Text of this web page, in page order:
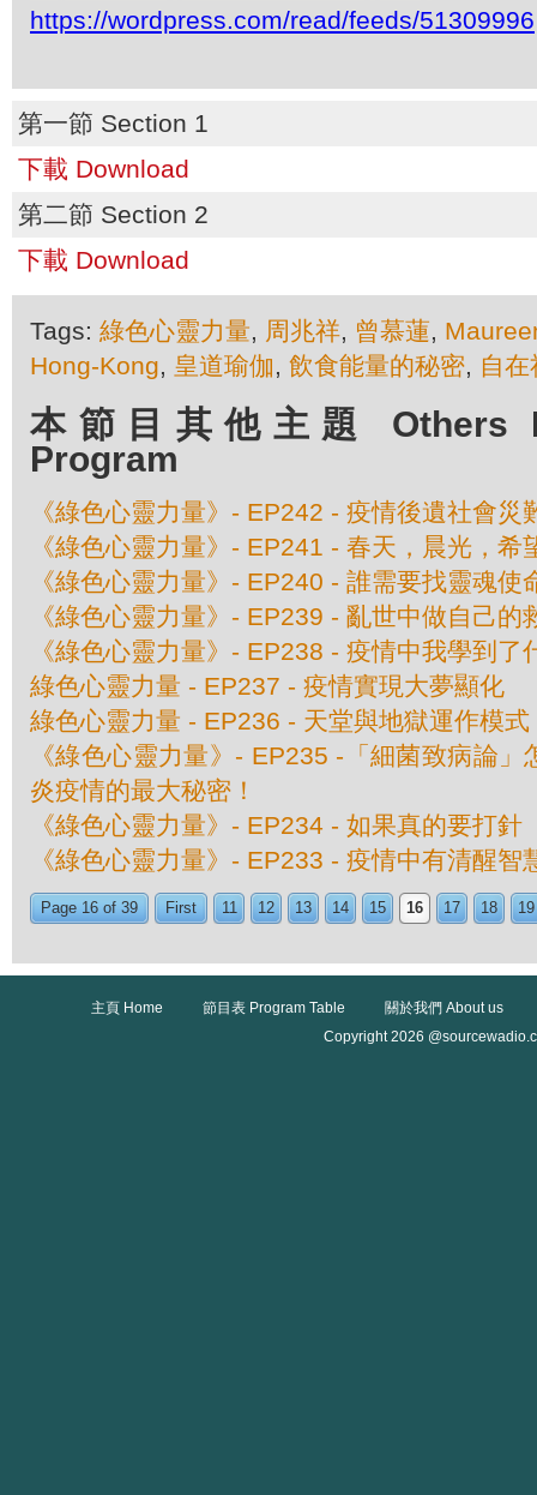
https://wordpress.com/read/feeds/51309996
第一節 Section 1
下載 Download
第二節 Section 2
下載 Download
Tags: 綠色心靈力量, 周兆祥, 曾慕蓮,
Hong-Kong, 皇道瑜伽, 飲食能量的秘密, 自在
本節目其他主題 Others
Program
《綠色心靈力量》- EP242 - 疫情後遺社會災
《綠色心靈力量》- EP241 - 春天，晨光，希
《綠色心靈力量》- EP240 - 誰需要找靈魂使
《綠色心靈力量》- EP239 - 亂世中做自己的
《綠色心靈力量》- EP238 - 疫情中我學到了
綠色心靈力量 - EP237 - 疫情實現大夢顯化
綠色心靈力量 - EP236 - 天堂與地獄運作模式
《綠色心靈力量》- EP235 -「細菌致病論
炎疫情的最大秘密！
《綠色心靈力量》- EP234 - 如果真的要打針
《綠色心靈力量》- EP233 - 疫情中有清醒智
Page 16 of 39 First 11 12 13 14 15 16 17 18 19
主頁 Home 節目表 Program Table
關於我們 About us
Copyright 2026